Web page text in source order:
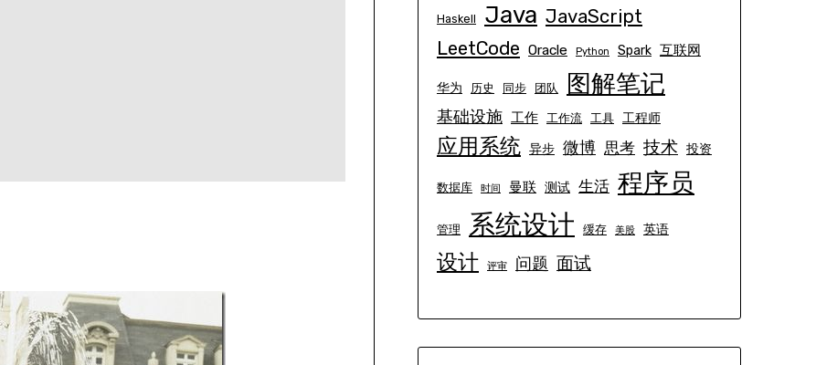
Haskell Java JavaScript
LeetCode Oracle Python Spark 互联网
华为 历史 同步 团队 图解笔记
基础设施 工作 工作流 工具 工程师
应用系统 异步 微博 思考 技术 投资
数据库 时间 曼联 测试 生活 程序员
管理 系统设计 缓存 美股 英语
设计 评审 问题 面试